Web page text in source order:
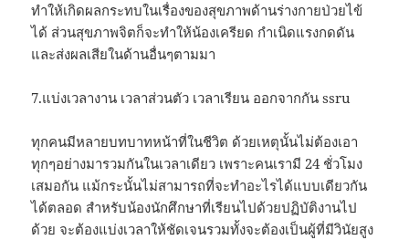
ทำให้เกิดผลกระทบในเรื่องของสุขภาพด้านร่างกายป่วยไข้
ได้ ส่วนสุขภาพจิตก็จะทำให้น้องเครียด กำเนิดแรงกดดัน
และส่งผลเสียในด้านอื่นๆตามมา
7.แบ่งเวลางาน เวลาส่วนตัว เวลาเรียน ออกจากกัน ssru
ทุกคนมีหลายบทบาทหน้าที่ในชีวิต ด้วยเหตุนั้นไม่ต้องเอา
ทุกๆอย่างมารวมกันในเวลาเดียว เพราะคนเรามี 24 ชั่วโมง
เสมอกัน แม้กระนั้นไม่สามารถที่จะทำอะไรได้แบบเดียวกัน
ได้ตลอด สำหรับน้องนักศึกษาที่เรียนไปด้วยปฏิบัติงานไป
ด้วย จะต้องแบ่งเวลาให้ชัดเจนรวมทั้งจะต้องเป็นผู้ที่มีวินัยสูง